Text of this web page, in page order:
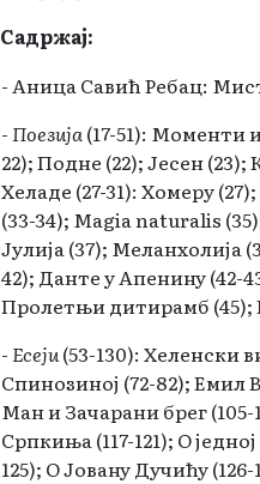
Садржај:
- Аница Савић Ребац:
- Поезија(17-51): Моменти
22); Подне (22); Јесен (23);
Хеладе (27-31): Хомеру
(33-34); Magia naturalis
Јулија (37); Меланхолија
42); Данте у Апенину (42-
Пролетњи дитирамб (45);
- Есеји(53-130): Хеленски
Спинозиној (72-82); Емил
Ман и Зачарани брег
Српкиња (117-121); О
125); О Јовану Дучићу (126-